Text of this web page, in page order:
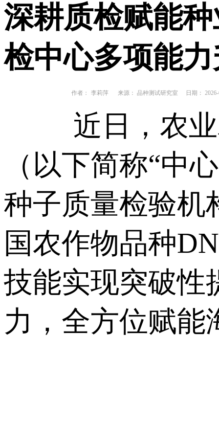
深耕质检赋能
检中心多项能
作者： 李莉萍 来源： 品种测试研究室 日期： 2026-
近日，农
（以下简称“中
种子质量检验机
国农作物品种
技能实现突破性
力，全方位赋能